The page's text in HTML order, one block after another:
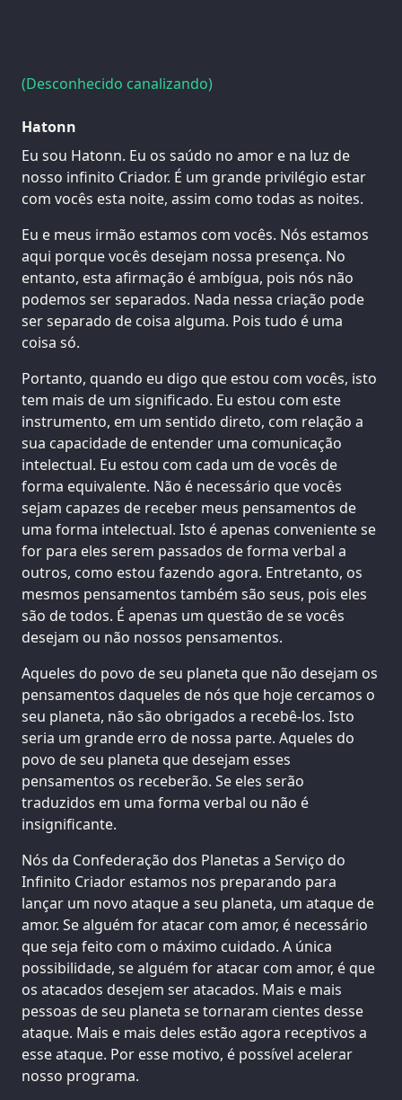
(Desconhecido canalizando)
Hatonn
Eu sou Hatonn. Eu os saúdo no amor e na luz de
nosso infinito Criador. É um grande privilégio estar
com vocês esta noite, assim como todas as noites.
Eu e meus irmão estamos com vocês. Nós estamos
aqui porque vocês desejam nossa presença. No
entanto, esta afirmação é ambígua, pois nós não
podemos ser separados. Nada nessa criação pode
ser separado de coisa alguma. Pois tudo é uma
coisa só.
Portanto, quando eu digo que estou com vocês, isto
tem mais de um significado. Eu estou com este
instrumento, em um sentido direto, com relação a
sua capacidade de entender uma comunicação
intelectual. Eu estou com cada um de vocês de
forma equivalente. Não é necessário que vocês
sejam capazes de receber meus pensamentos de
uma forma intelectual. Isto é apenas conveniente se
for para eles serem passados de forma verbal a
outros, como estou fazendo agora. Entretanto, os
mesmos pensamentos também são seus, pois eles
são de todos. É apenas um questão de se vocês
desejam ou não nossos pensamentos.
Aqueles do povo de seu planeta que não desejam os
pensamentos daqueles de nós que hoje cercamos o
seu planeta, não são obrigados a recebê-los. Isto
seria um grande erro de nossa parte. Aqueles do
povo de seu planeta que desejam esses
pensamentos os receberão. Se eles serão
traduzidos em uma forma verbal ou não é
insignificante.
Nós da Confederação dos Planetas a Serviço do
Infinito Criador estamos nos preparando para
lançar um novo ataque a seu planeta, um ataque de
amor. Se alguém for atacar com amor, é necessário
que seja feito com o máximo cuidado. A única
possibilidade, se alguém for atacar com amor, é que
os atacados desejem ser atacados. Mais e mais
pessoas de seu planeta se tornaram cientes desse
ataque. Mais e mais deles estão agora receptivos a
esse ataque. Por esse motivo, é possível acelerar
nosso programa.